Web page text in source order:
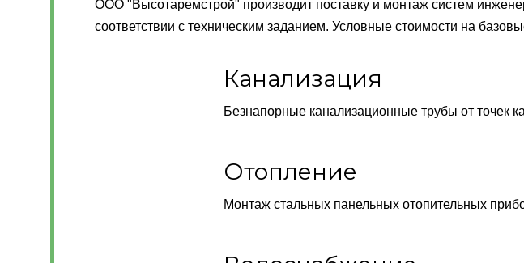
ООО "Высотаремстрой" производит поставку и монтаж систем
соответствии с техническим заданием. Условные стоимости на
Канализация
Безнапорные канализационные трубы от точек
Отопление
Монтаж стальных панельных отопительных